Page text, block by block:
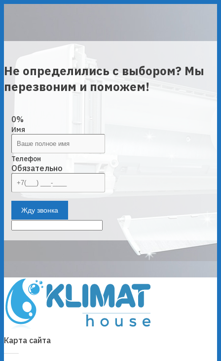
Не определились с выбором? Мы
перезвоним и поможем!
0%
Имя
Телефон
Обязательно
Жду звонка
Карта сайта